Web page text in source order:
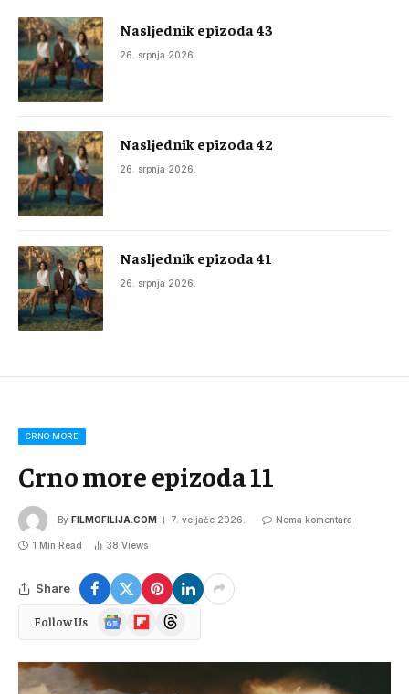
Nasljednik epizoda 43
26. srpnja 2026.
Nasljednik epizoda 42
26. srpnja 2026.
Nasljednik epizoda 41
26. srpnja 2026.
CRNO MORE
Crno more epizoda 11
By FILMOFILIJA.COM 7. veljače 2026. Nema komentara
1 Min Read 38 Views
Share
Follow Us
Google
News
FlipboardThreads